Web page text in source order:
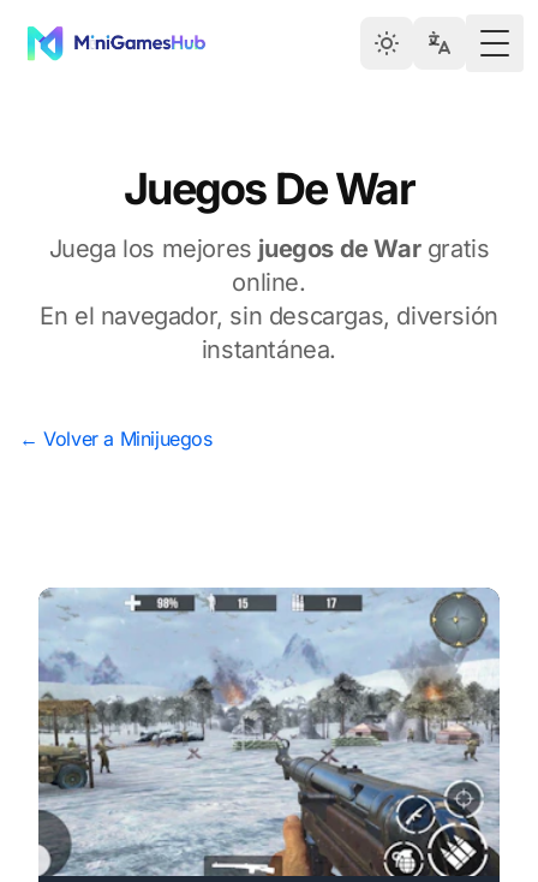
Juegos De War
Juega los mejores juegos de Wargratis
online.
En el navegador, sin descargas, diversión
instantánea.
← Volver a Minijuegos